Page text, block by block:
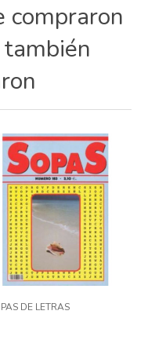
compraron
DE LETRAS